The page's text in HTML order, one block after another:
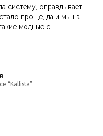
систему, оправдывает
проще, да и мы на
модные с
“Kallista”